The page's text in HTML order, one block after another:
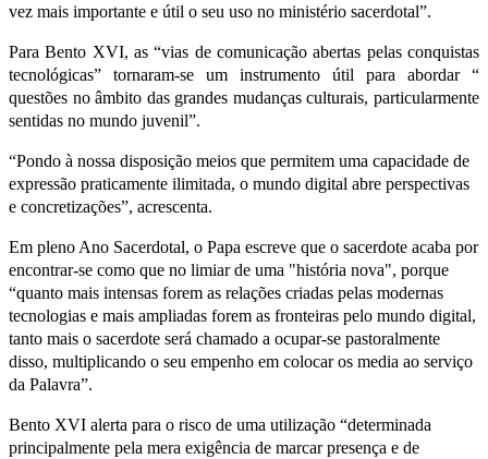
vez mais importante e útil o seu uso no ministério sacerdotal”.
Para Bento XVI, as “vias de comunicação abertas pelas conquistas
tecnológicas” tornaram-se um instrumento útil para abordar “
questões no âmbito das grandes mudanças culturais, particularmente
sentidas no mundo juvenil”.
“Pondo à nossa disposição meios que permitem uma capacidade de
expressão praticamente ilimitada, o mundo digital abre perspectivas
e concretizações”, acrescenta.
Em pleno Ano Sacerdotal, o Papa escreve que o sacerdote acaba por
encontrar-se como que no limiar de uma "história nova", porque
“quanto mais intensas forem as relações criadas pelas modernas
tecnologias e mais ampliadas forem as fronteiras pelo mundo digital,
tanto mais o sacerdote será chamado a ocupar-se pastoralmente
disso, multiplicando o seu empenho em colocar os media ao serviço
da Palavra”.
Bento XVI alerta para o risco de uma utilização “determinada
principalmente pela mera exigência de marcar presença e de